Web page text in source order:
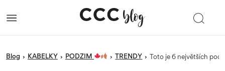
blog › KABELKY › PODZIM › TRENDY › Toto je 6 největších